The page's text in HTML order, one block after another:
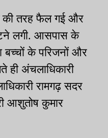
की तरह फैल गई और
लगी. आसपास के
बच्चों के परिजनों और
ही अंचलाधिकारी
रामगढ़ सदर
आशुतोष कुमार